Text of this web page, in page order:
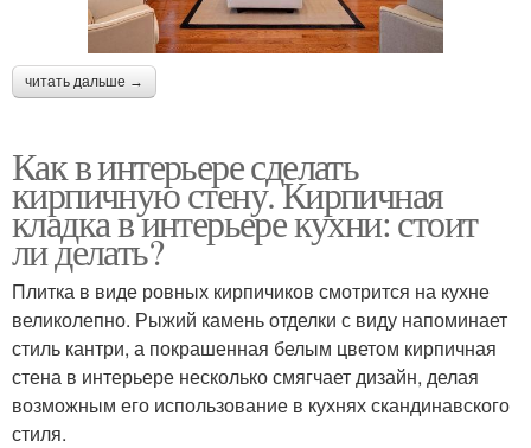
читать дальше →
Как в интерьере сделать
кирпичную стену. Кирпичная
кладка в интерьере кухни: стоит
ли делать?
Плитка в виде ровных кирпичиков смотрится на кухне
великолепно. Рыжий камень отделки с виду напоминает
стиль кантри, а покрашенная белым цветом кирпичная
стена в интерьере несколько смягчает дизайн, делая
возможным его использование в кухнях скандинавского
стиля.